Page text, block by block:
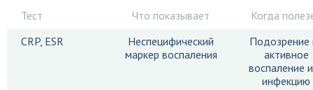
Тест Что показывает
Когда
CRP, ESR
Неспецифический
маркер воспаления
Подозрение
активное
воспаление
инфекцию